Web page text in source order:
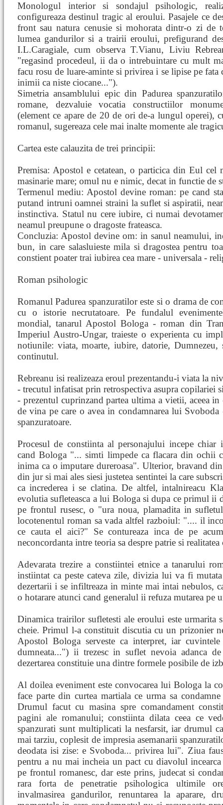
Monologul interior si sondajul psihologic,
configureaza destinul tragic al eroului. Pasajele ce
front sau natura cenusie si mohorata dintr-o zi de
lumea gandurilor si a trairii eroului, prefigurand
I.L.Caragiale, cum observa T.Vianu, Liviu
"regasind procedeul, ii da o intrebuintare cu mult
facu rosu de luare-aminte si privirea i se lipise pe
inimii ca niste ciocane...").
Simetria ansamblului epic din Padurea
romane, dezvaluie vocatia constructiilor
(element ce apare de 20 de ori de-a lungul operei),
romanul, sugereaza cele mai inalte momente ale
Cartea este calauzita de trei principii:
Premisa: Apostol e cetatean, o particica din Eul
masinarie mare; omul nu e nimic, decat in functie de
Termenul mediu: Apostol devine roman: pe cand
putand intruni oamnei straini la suflet si aspiratii,
instinctiva. Statul nu cere iubire, ci numai
neamul preupune o dragoste frateasca.
Concluzia: Apostol devine om: in sanul neamului,
bun, in care salasluieste mila si dragostea pentru
constient poater trai iubirea cea mare - universala -
Roman psihologic
Romanul Padurea spanzuratilor este si o drama de
cu o istorie necrutatoare. Pe fundalul
mondial, tanarul Apostol Bologa - roman din
Imperiul Austro-Ungar, traieste o experienta cu
notiunile: viata, moarte, iubire, datorie, Dumnezeu,
continutul.
Rebreanu isi realizeaza eroul prezentandu-i viata la
- trecutul infatisat prin retrospectiva asupra copilariei
- prezentul cuprinzand partea ultima a vietii, aceea
de vina pe care o avea in condamnarea lui
spanzuratoare.
Procesul de constiinta al personajului incepe
cand Bologa "... simti limpede ca flacara din ochii
inima ca o imputare dureroasa". Ulterior, bravand
din jur si mai ales siesi justetea sentintei la care
ca increderea i se clatina. De altfel, intalnireacu
evolutia sufleteasca a lui Bologa si dupa ce primul ii
pe frontul rusesc, o "ura noua, plamadita in
locotenentul roman sa vada altfel razboiul: ".... il
ce cauta el aici?" Se contureaza inca de pe
neconcordanta intre teoria sa despre patrie si
Adevarata trezire a constiintei etnice a tanarului
instiintat ca peste cateva zile, divizia lui va fi
dezertarii i se infiltreaza in minte mai intai nebulos,
o hotarare atunci cand generalul ii refuza mutarea pe
Dinamica trairilor sufletesti ale eroului este urmarita
cheie. Primul l-a constituit discutia cu un prizonier
Apostol Bologa serveste ca interpret, iar
dumneata...") ii trezesc in suflet nevoia adanca
dezertarea constituie una dintre formele posibile de
Al doilea eveniment este convocarea lui Bologa la
face parte din curtea martiala ce urma sa
Drumul facut cu masina spre comandament
pagini ale romanului; constiinta dilata ceea ce
spanzurati sunt multiplicati la nesfarsit, iar drumul
mai tarziu, coplesit de impresia asemanarii
deodata isi zise: e Svoboda... privirea lui". Ziua
pentru a nu mai incheia un pact cu diavolul incearca
pe frontul romanesc, dar este prins, judecat si
rara forta de penetratie psihologica ultimile
invalmasirea gandurilor, renuntarea la aparare,